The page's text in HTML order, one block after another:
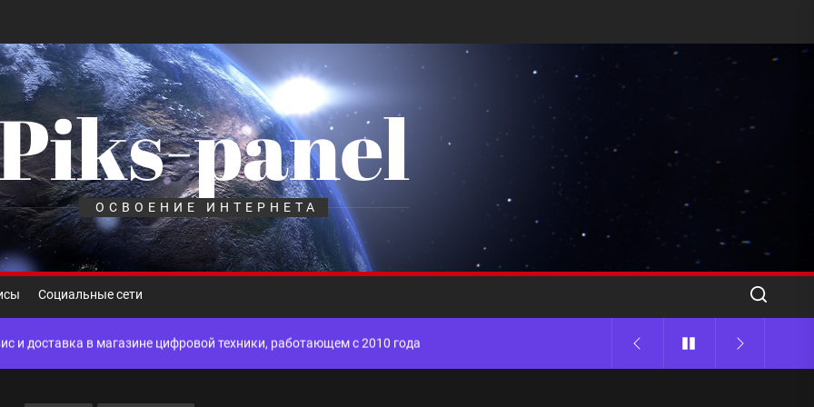
panel
ОСВОЕНИЕ ИНТЕРНЕТА
Социальные сети
принципы работы, риски и способы хранения криптовалют
для ногтевого сервиса, наращивания ресниц и депиляции
оптимизации для коммерческих веб-ресурсов
и доставка в магазине цифровой техники, работающем с 2010 года
захоронения: правила установки оград и методы реставрации памятников